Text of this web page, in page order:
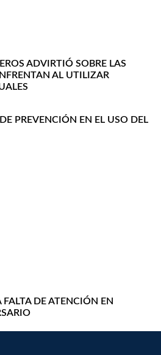
ADVIRTIÓ SOBRE LAS
AL UTILIZAR
PREVENCIÓN EN EL USO DEL
DE ATENCIÓN EN